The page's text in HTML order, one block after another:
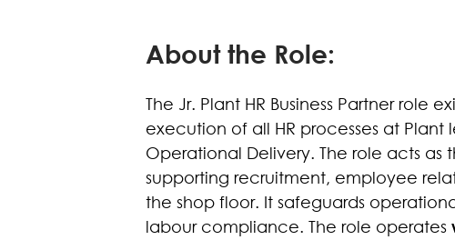
About the Role:
The Jr. Plant HR Business Partner role
execution of all HR processes at
Operational Delivery. The role acts as
supporting recruitment, employee
the shop floor. It safeguards
labour compliance. The role operates